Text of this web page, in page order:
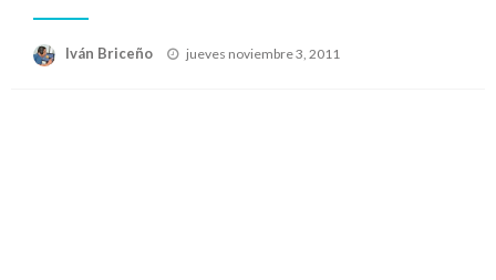
Iván Briceño
Publicado
jueves noviembre 3, 2011